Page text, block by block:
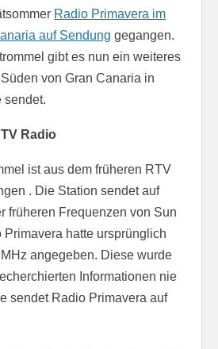
Radio Primavera im
auf Sendung gegangen.
gibt es nun ein weiteres
von Gran Canaria in
sendet.
Radio
ist aus dem früheren RTV
. Die Station sendet auf
früheren Frequenzen von Sun
Primavera hatte ursprünglich
angegeben. Diese wurde
Informationen nie
sendet Radio Primavera auf